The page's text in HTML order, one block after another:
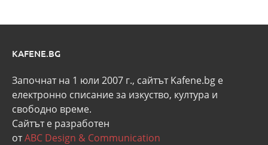
KAFENE.BG
Започнат на 1 юли 2007 г., сайтът Kafene.bg e
eлектронно списание за изкуство, култура и
свободно време.
Сайтът е разработен
отABC Design & Communication